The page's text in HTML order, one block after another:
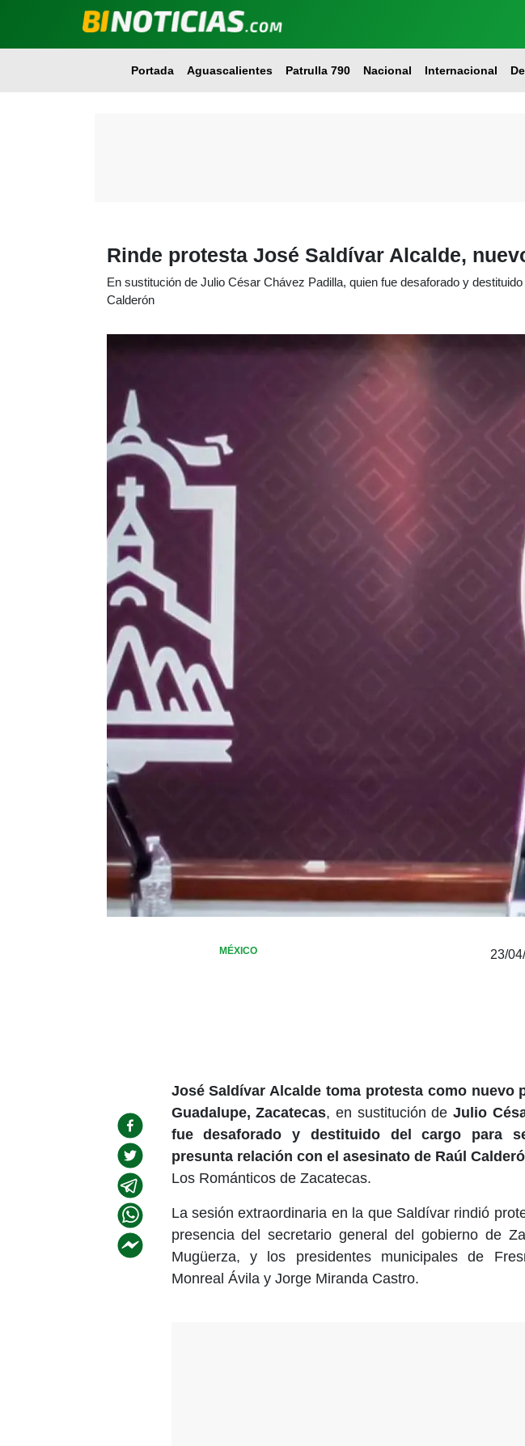
Portada Aguascalientes Patrulla 790 Nacional Internacional
Rinde protesta José Saldívar Alcalde,
En sustitución de Julio César Chávez Padilla, quien fue desaforado y
Calderón
MÉXICO 23/
José Saldívar Alcalde toma protesta como nuevo
Guadalupe, Zacatecas, en sustitución deJulio
fue desaforado y destituido del cargo para
presunta relación con el asesinato de Raúl
Los Románticos de Zacatecas.
La sesión extraordinaria en la que Saldívar rindió
presencia del secretario general del gobierno de
Mugüerza, y los presidentes municipales de
Monreal Ávila y Jorge Miranda Castro.